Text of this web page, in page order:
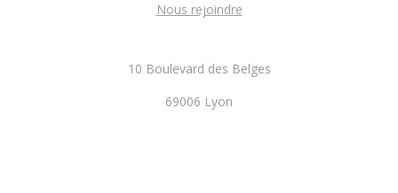
Nous rejoindre
10 Boulevard des Belges
69006 Lyon